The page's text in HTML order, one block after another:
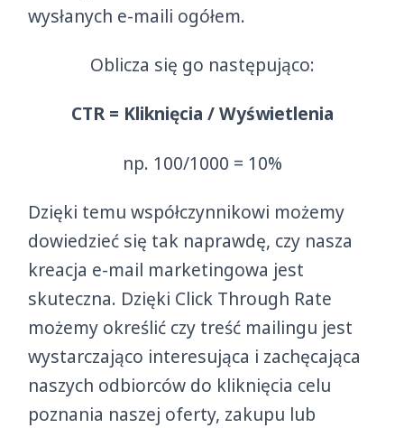
wysłanych e-maili ogółem.
Oblicza się go następująco:
CTR = Kliknięcia / Wyświetlenia
np. 100/1000 = 10%
Dzięki temu współczynnikowi możemy
dowiedzieć się tak naprawdę, czy nasza
kreacja e-mail marketingowa jest
skuteczna. Dzięki Click Through Rate
możemy określić czy treść mailingu jest
wystarczająco interesująca i zachęcająca
naszych odbiorców do kliknięcia celu
poznania naszej oferty, zakupu lub